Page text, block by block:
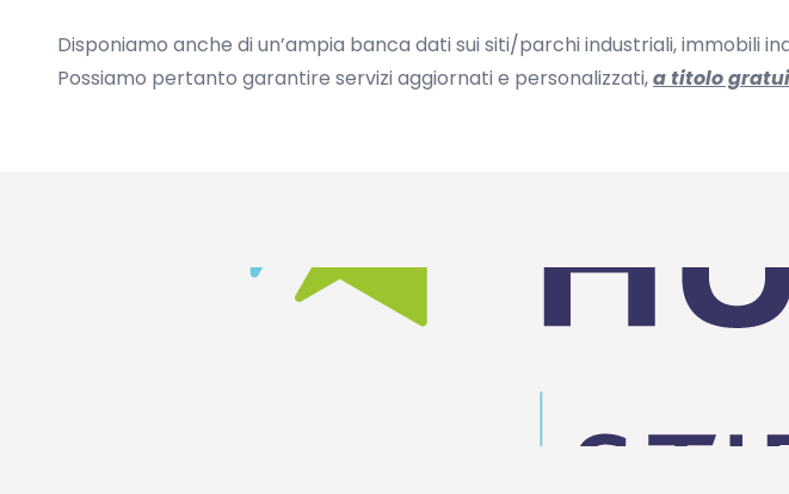
Disponiamo anche di un’ampia banca dati sui siti/parchi industriali, immobili
Possiamo pertanto garantire servizi aggiornati e personalizzati,a titolo